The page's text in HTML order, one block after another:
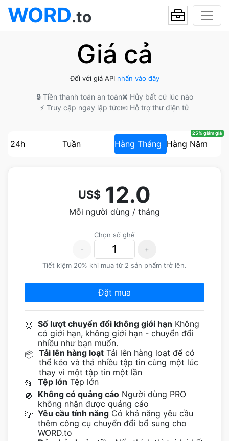
WORD.to
Giá cả
Đối với giá API nhấn vào đây
🔒 Tiền thanh toán an toàn❌ Hủy bất cứ lúc nào
⚡ Truy cập ngay lập tức📧 Hỗ trợ thư điện tử
24h Tuần Hàng Tháng Hàng Năm
25% giảm giá
US$ 12.0
Mỗi người dùng / tháng
Chọn số ghế
-
+
Tiết kiệm 20% khi mua từ 2 sản phẩm trở lên.
Đặt mua
🥇 Số lượt chuyển đổi không giới hạn Không
có giới hạn, không giới hạn - chuyển đổi
nhiều như bạn muốn.
📦 Tải lên hàng loạt Tải lên hàng loạt để có
thể kéo và thả nhiều tập tin cùng một lúc
thay vì một tập tin một lần
📂
Tệp lớn Tệp lớn
🚫
Không có quảng cáo Người dùng PRO
không nhận được quảng cáo
💡 Yêu cầu tính năng Có khả năng yêu cầu
thêm công cụ chuyển đổi bổ sung cho
WORD.to